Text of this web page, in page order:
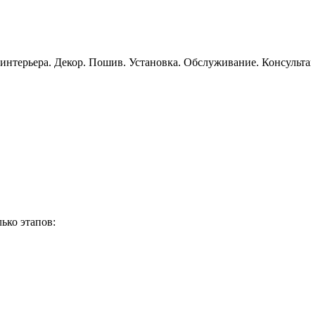
Декор. Пошив. Установка. Обслуживание.
этапов: